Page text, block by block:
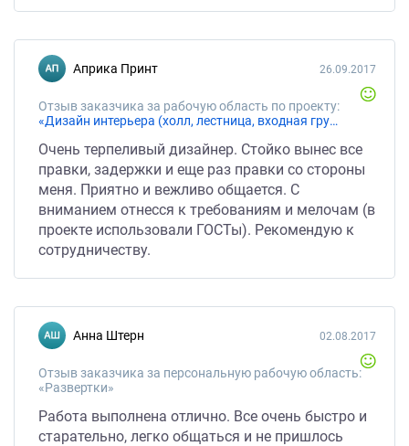
Априка Принт
Отзыв заказчика за рабочую область по проекту:
«Дизайн интерьера (холл, лестница, входная группа)»
26.09.2017
Очень терпеливый дизайнер. Стойко вынес все
правки, задержки и еще раз правки со стороны
меня. Приятно и вежливо общается. С
вниманием отнесся к требованиям и мелочам (в
проекте использовали ГОСТы). Рекомендую к
сотрудничеству.
Анна Штерн
Отзыв заказчика за персональную рабочую область:
«Развертки»
02.08.2017
Работа выполнена отлично. Все очень быстро и
старательно, легко общаться и не пришлось